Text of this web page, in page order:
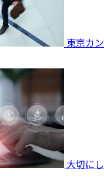
東京カン
大切にし